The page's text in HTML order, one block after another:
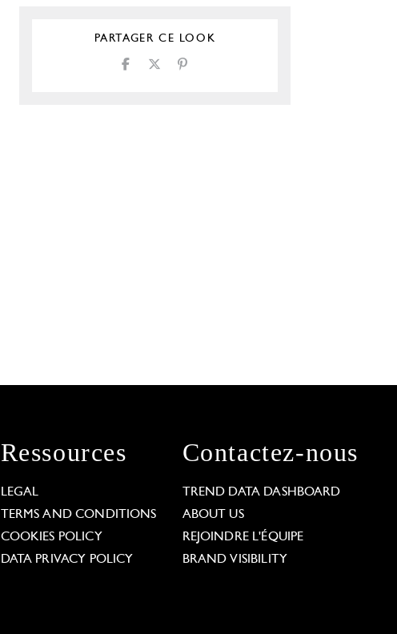
PARTAGER CE LOOK
Ressources
LEGAL
TERMS AND CONDITIONS
COOKIES POLICY
DATA PRIVACY POLICY
Contactez-nous
TREND DATA DASHBOARD
ABOUT US
REJOINDRE L'ÉQUIPE
BRAND VISIBILITY